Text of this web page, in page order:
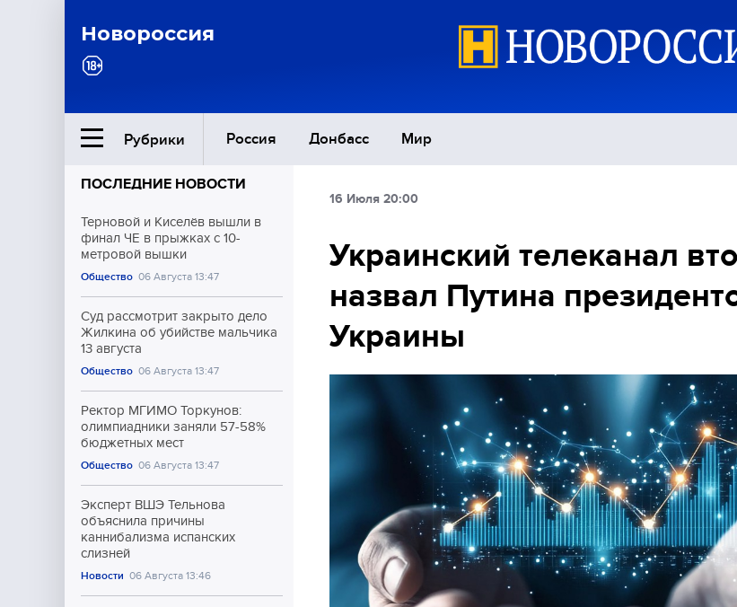
Новороссия
Рубрики Россия Донбасс Мир
Ближний Восток
Общество
Экономика
Культура
Спорт
ПОСЛЕДНИЕ НОВОСТИ
Терновой и Киселёв вышли в
финал ЧЕ в прыжках с 10-
метровой вышки
Общество 06 Августа 13:47
Суд рассмотрит закрыто дело
Жилкина об убийстве мальчика
13 августа
Общество 06 Августа 13:47
Ректор МГИМО Торкунов:
олимпиадники заняли 57-58%
бюджетных мест
Общество 06 Августа 13:47
Эксперт ВШЭ Тельнова
объяснила причины
каннибализма испанских
слизней
Новости 06 Августа 13:46
16 Июля 20:00
Украинский телеканал
назвал Путина
Украины